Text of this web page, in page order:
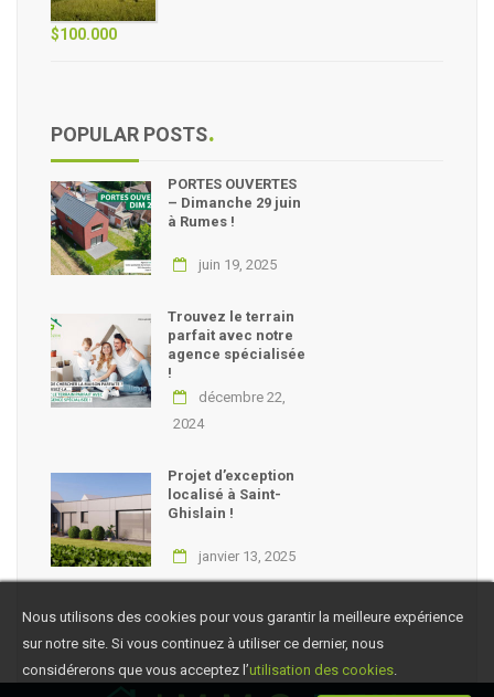
$100.000
POPULAR POSTS
PORTES OUVERTES
– Dimanche 29 juin
à Rumes !
juin 19, 2025
Trouvez le terrain
parfait avec notre
agence spécialisée
!
décembre 22,
2024
Projet d’exception
localisé à Saint-
Ghislain !
janvier 13, 2025
Nous utilisons des cookies pour vous garantir la meilleure expérience
sur notre site. Si vous continuez à utiliser ce dernier, nous
considérerons que vous acceptez l’utilisation des cookies.